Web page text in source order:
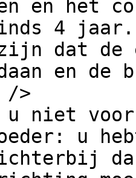
en het
4
dat de
en
/>
u niet
u